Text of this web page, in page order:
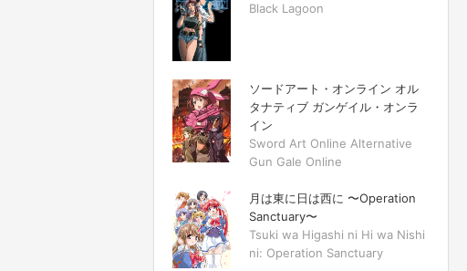
Black Lagoon
ソードアート・オンライン オル
タナティブ ガンゲイル・オンラ
イン
Sword Art Online Alternative
Gun Gale Online
月は東に日は西に 〜Operation
Sanctuary〜
Tsuki wa Higashi ni Hi wa Nishi
ni: Operation Sanctuary